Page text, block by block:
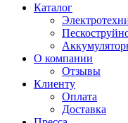
Каталог
О компании
Отзывы
Клиенту
Оплата
Доставка